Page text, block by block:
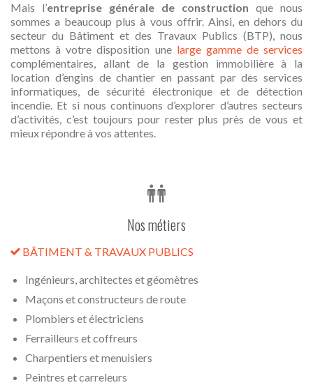
Mais l’entreprise générale de construction que nous
sommes a beaucoup plus à vous offrir. Ainsi, en dehors du
secteur du Bâtiment et des Travaux Publics (BTP), nous
mettons à votre disposition une large gamme de services
complémentaires, allant de la gestion immobilière à la
location d’engins de chantier en passant par des services
informatiques, de sécurité électronique et de détection
incendie. Et si nous continuons d’explorer d’autres secteurs
d’activités, c’est toujours pour rester plus près de vous et
mieux répondre à vos attentes.

Nos métiers
 BÂTIMENT & TRAVAUX PUBLICS
Ingénieurs, architectes et géomètres
Maçons et constructeurs de route
Plombiers et électriciens
Ferrailleurs et coffreurs
Charpentiers et menuisiers
Peintres et carreleurs